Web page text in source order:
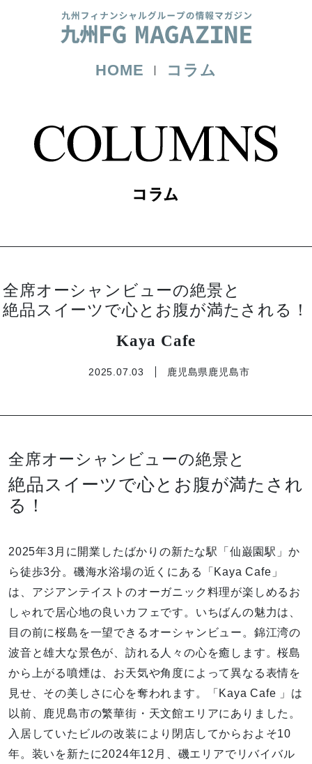
HOME コラム
全席オーシャンビューの絶景と
絶品スイーツで心とお腹が満たされる！
Kaya Cafe
2025.07.03 鹿児島県鹿児島市
全席オーシャンビューの絶景と
絶品スイーツで心とお腹が満たされ
る！
2025年3月に開業したばかりの新たな駅「仙巌園駅」か
ら徒歩3分。磯海水浴場の近くにある「Kaya Cafe」
は、アジアンテイストのオーガニック料理が楽しめるお
しゃれで居心地の良いカフェです。いちばんの魅力は、
目の前に桜島を一望できるオーシャンビュー。錦江湾の
波音と雄大な景色が、訪れる人々の心を癒します。桜島
から上がる噴煙は、お天気や角度によって異なる表情を
見せ、その美しさに心を奪われます。「Kaya Cafe 」は
以前、鹿児島市の繁華街・天文館エリアにありました。
入居していたビルの改装により閉店してからおよそ10
年。装いを新たに2024年12月、磯エリアでリバイバル